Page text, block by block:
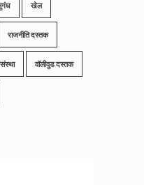
खेल
राजनीति दस्तक
वॉलीवुड दस्तक